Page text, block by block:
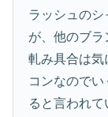
ラッシュの
が、他のブ
軋み具合は気
コンなので
ると言われ